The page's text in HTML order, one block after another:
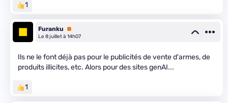
1
Furanku
Premium
Le 8 juillet à 14h07
Ils ne le font déjà pas pour le publicités de vente d'armes, de
produits illicites, etc. Alors pour des sites genAI...
1